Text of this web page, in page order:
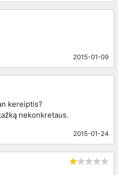
2015-01-09
kereiptis?
nekonkretaus.
2015-01-24